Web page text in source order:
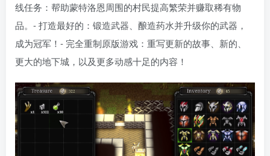
线任务：帮助蒙特洛恩周围的村民提高繁荣并赚取稀有物
品。- 打造最好的：锻造武器、酿造药水并升级你的武器，
成为冠军！- 完全重制原版游戏：重写更新的故事、新的、
更大的地下城，以及更多动感十足的内容！